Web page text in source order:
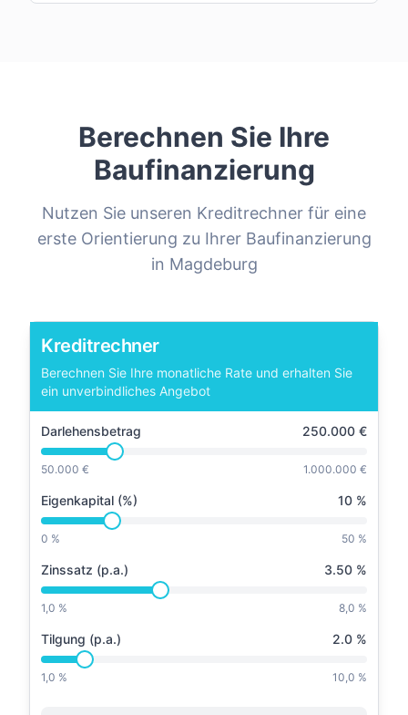
Berechnen Sie Ihre
Baufinanzierung
Nutzen Sie unseren Kreditrechner für eine
erste Orientierung zu Ihrer Baufinanzierung
in Magdeburg
Kreditrechner
Berechnen Sie Ihre monatliche Rate und erhalten Sie
ein unverbindliches Angebot
Darlehensbetrag 250.000 €
50.000 € 1.000.000 €
Eigenkapital (%) 10 %
0 % 50 %
Zinssatz (p.a.) 3.50 %
1,0 % 8,0 %
Tilgung (p.a.) 2.0 %
1,0 % 10,0 %